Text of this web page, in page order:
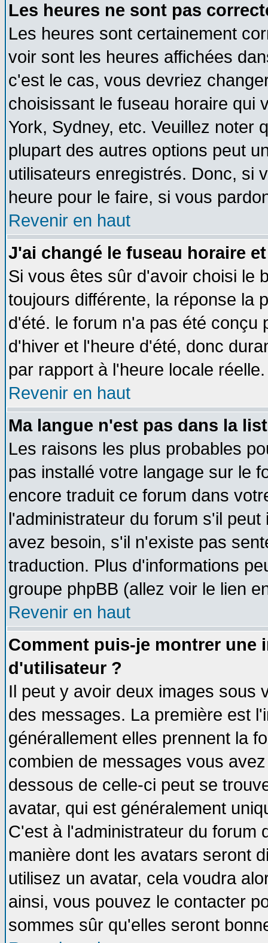
Les heures ne sont pas
Les heures sont certainement
voir sont les heures affichées
c'est le cas, vous devriez
choisissant le fuseau horaire qui
York, Sydney, etc. Veuillez noter
plupart des autres options peut
utilisateurs enregistrés. Donc, si
heure pour le faire, si vous
Revenir en haut
J'ai changé le fuseau horaire
Si vous êtes sûr d'avoir choisi le
toujours différente, la réponse la
d'été. le forum n'a pas été conçu
d'hiver et l'heure d'été, donc
par rapport à l'heure locale réelle.
Revenir en haut
Ma langue n'est pas dans la
Les raisons les plus probables
pas installé votre langage sur le
encore traduit ce forum dans
l'administrateur du forum s'il
avez besoin, s'il n'existe pas
traduction. Plus d'informations
groupe phpBB (allez voir le lien
Revenir en haut
Comment puis-je montrer une
d'utilisateur ?
Il peut y avoir deux images sous
des messages. La première est
générallement elles prennent la
combien de messages vous
dessous de celle-ci peut se
avatar, qui est généralement
C'est à l'administrateur du forum
manière dont les avatars seront
utilisez un avatar, cela voudra
ainsi, vous pouvez le contacter
sommes sûr qu'elles seront